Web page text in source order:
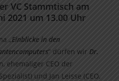
VC Stammtisch am
2021 um 13.00 Uhr
„Einblicke in den
“ dürfen wir Dr.
ehemaliger CEO der
und Jan Leisse (CEO,